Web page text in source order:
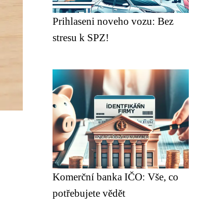
Prihlaseni noveho vozu: Bez
stresu k SPZ!
Komerční banka IČO: Vše, co
potřebujete vědět